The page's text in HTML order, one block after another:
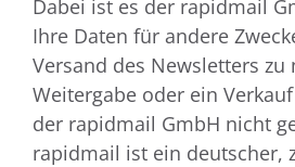
Dabei ist es der rapidmail
Ihre Daten für andere
Versand des Newsletters zu
Weitergabe oder ein
der rapidmail GmbH nicht
rapidmail ist ein deutscher,